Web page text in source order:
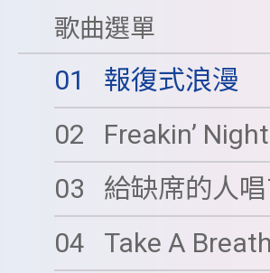
歌曲選單
01
報復式浪漫
02
Freakin’
03
給缺席的人
04
Take A Breath